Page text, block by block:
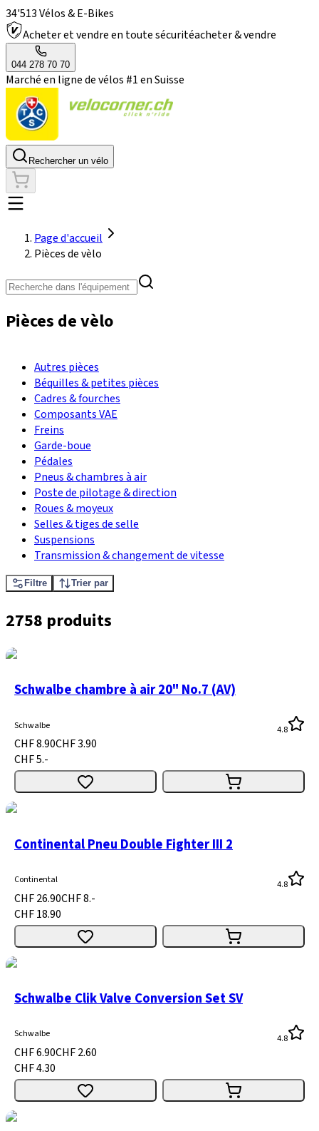
34'513 Vélos & E-Bikes
Acheter et vendre en toute sécuritéacheter & vendre
044 278 70 70
Marché en ligne de vélos #1 en Suisse
Rechercher un vélo
Page d'accueil
Pièces de vèlo
Pièces de vèlo
Autres pièces
Béquilles & petites pièces
Cadres & fourches
Composants VAE
Freins
Garde-boue
Pédales
Pneus & chambres à air
Poste de pilotage & direction
Roues & moyeux
Selles & tiges de selle
Suspensions
Transmission & changement de vitesse
Filtre Trier par
2758 produits
Schwalbe chambre à air 20" No.7 (AV)
Schwalbe 4.8
CHF 8.90CHF 3.90
CHF 5.-
Continental Pneu Double Fighter III 2
Continental 4.8
CHF 26.90CHF 8.-
CHF 18.90
Schwalbe Clik Valve Conversion Set SV
Schwalbe 4.8
CHF 6.90CHF 2.60
CHF 4.30